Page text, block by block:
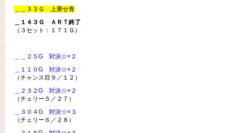
＿＿３３Ｇ 上乗せ青
＿１４３Ｇ ＡＲＴ終了
（３セット：１７１Ｇ）
＿＿２５G 対決☆×２
＿１１０G 対決☆×２
（チャンス目９／１２）
＿２３２G 対決☆×２
（チェリー５／２７）
＿３０４G 対決☆×３
（チェリー６／２８）